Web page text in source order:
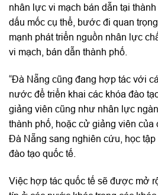
nhân lực vi mạch bán dẫn tại
dấu mốc cụ thể, bước đi quan
mạnh phát triển nguồn nhân lực
vi mạch, bán dẫn thành phố.
“Đà Nẵng cũng đang hợp tác với
nước để triển khai các khóa đào
giảng viên cũng như nhân lực
thành phố, hoặc cử giảng viên
Đà Nẵng sang nghiên cứu, học
đào tạo quốc tế.
Việc hợp tác quốc tế sẽ được mở